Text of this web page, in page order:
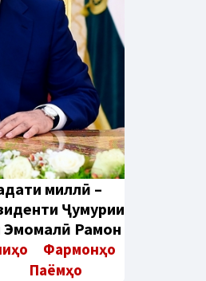
миллӣ –
Ҷумҳурии
Эмомалӣ Раҳмон
Фармонҳо
Паёмҳо